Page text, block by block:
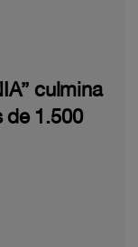
culmina
de 1.500